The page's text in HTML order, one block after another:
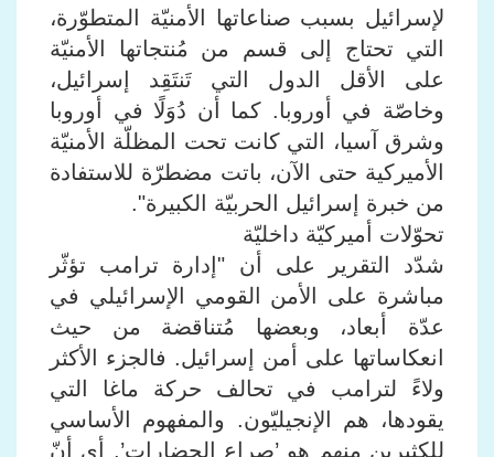
لإسرائيل بسبب صناعاتها الأمنيّة المتطوّرة،
التي تحتاج إلى قسم من مُنتجاتها الأمنيّة
على الأقل الدول التي تَنتَقِد إسرائيل،
وخاصّة في أوروبا. كما أن دُوَلًا في أوروبا
وشرق آسيا، التي كانت تحت المظلّة الأمنيّة
الأميركية حتى الآن، باتت مضطرّة للاستفادة
من خبرة إسرائيل الحربيّة الكبيرة".
تحوّلات أميركيّة داخليّة
شدّد التقرير على أن "إدارة ترامب تؤثّر
مباشرة على الأمن القومي الإسرائيلي في
عدّة أبعاد، وبعضها مُتناقضة من حيث
انعكاساتها على أمن إسرائيل. فالجزء الأكثر
ولاءً لترامب في تحالف حركة ماغا التي
يقودها، هم الإنجيليّون. والمفهوم الأساسي
للكثيرين منهم هو ’صراع الحضارات’. أي أنّ